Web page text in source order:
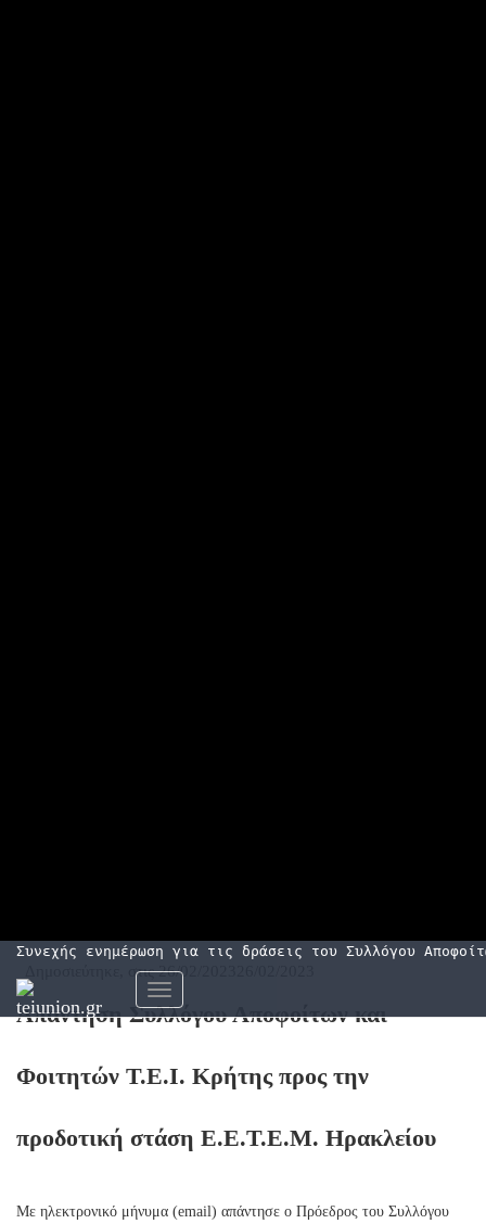
Συνεχής ενημέρωση για τις δράσεις του Συλλόγου
Εναλλαγή
πλοήγησης
Δημοσιεύτηκε, στις26/02/2023
Απάντηση Συλλόγου Αποφοίτων και
Φοιτητών Τ.Ε.Ι. Κρήτης προς την
προδοτική στάση Ε.Ε.Τ.Ε.Μ. Ηρακλείου
Με ηλεκτρονικό μήνυμα (email) απάντησε ο Πρόεδρος του Συλλόγου